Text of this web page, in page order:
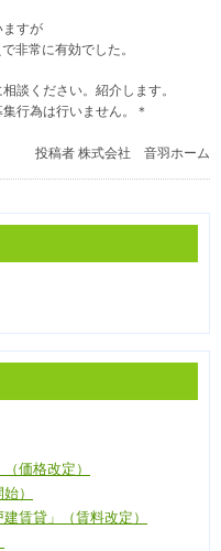
ますが
非常に有効でした。
談ください。紹介します。
行為は行いません。＊
投稿者 株式会社 音羽ホーム
価格改定）
）
賃貸」（賃料改定）